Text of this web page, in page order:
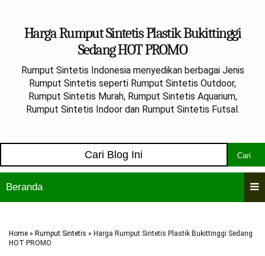
Harga Rumput Sintetis Plastik Bukittinggi
Sedang HOT PROMO
Rumput Sintetis Indonesia menyedikan berbagai Jenis
Rumput Sintetis seperti Rumput Sintetis Outdoor,
Rumput Sintetis Murah, Rumput Sintetis Aquarium,
Rumput Sintetis Indoor dan Rumput Sintetis Futsal.
Cari
Beranda
Home » Rumput Sintetis » Harga Rumput Sintetis Plastik Bukittinggi Sedang
HOT PROMO